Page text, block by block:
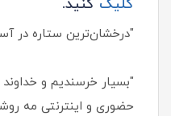
کلیک کنید.
"درخشان‌ترین ستاره در
"بسیار خرسندیم و
حضوری و اینترنتی مه